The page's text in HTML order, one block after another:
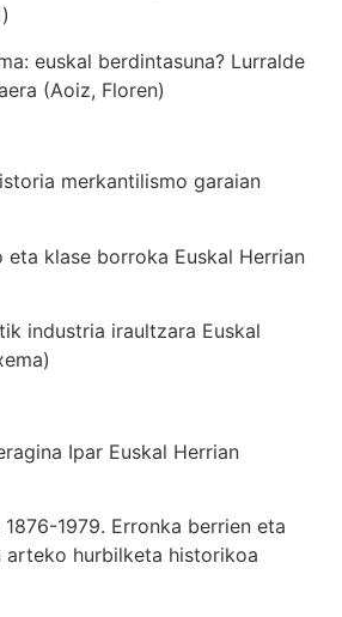
euskal berdintasuna? Lurralde
(Aoiz, Floren)
merkantilismo garaian
eta klase borroka Euskal Herrian
industria iraultzara Euskal
Ipar Euskal Herrian
1876-1979. Erronka berrien eta
arteko hurbilketa historikoa